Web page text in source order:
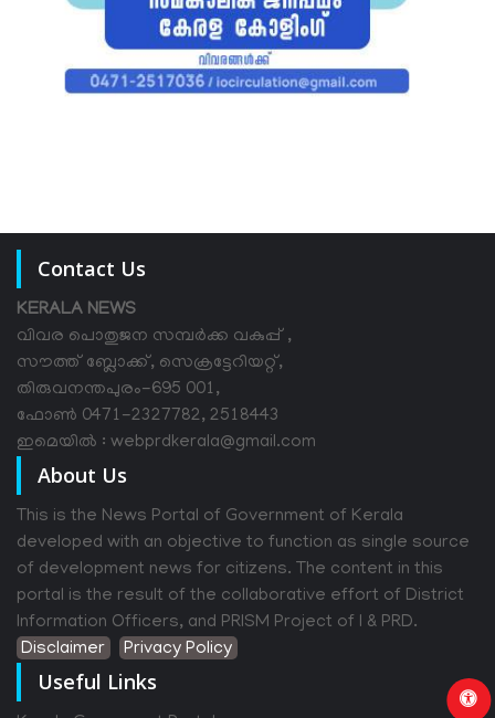
Contact Us
KERALA NEWS
വിവര പൊതുജന സമ്പര്‍ക്ക വകുപ്പ് ,
സൗത്ത് ബ്ലോക്ക്, സെക്രട്ടേറിയറ്റ്,
തിരുവനന്തപുരം-695 001,
ഫോൺ 0471-2327782, 2518443
ഇമെയിൽ : webprdkerala@gmail.com
About Us
This is the News Portal of Government of Kerala
developed with an objective to function as single source
of development news for citizens. The content in this
portal is the result of the collaborative effort of District
Information Officers, and PRISM Project of I & PRD.
Disclaimer
Privacy Policy
Useful Links